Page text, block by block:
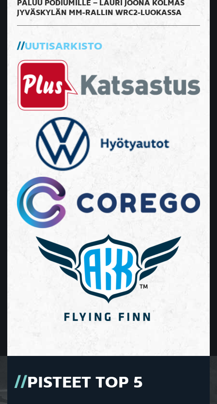
PALUU PODIUMILLE – LAURI JOONA KOLMAS
JYVÄSKYLÄN MM-RALLIN WRC2-LUOKASSA
UUTISARKISTO
PISTEET TOP 5